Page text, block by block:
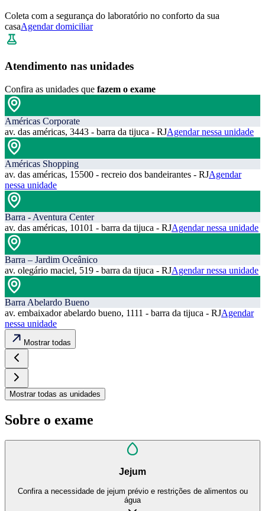
Coleta com a segurança do laboratório no conforto da sua
casaAgendar domiciliar
Atendimento nas unidades
Confira as unidades que fazem o exame
Américas Corporate
av. das américas, 3443 - barra da tijuca - RJAgendar nessa unidade
Américas Shopping
av. das américas, 15500 - recreio dos bandeirantes - RJAgendar
nessa unidade
Barra - Aventura Center
av. das américas, 10101 - barra da tijuca - RJAgendar nessa unidade
Barra – Jardim Oceânico
av. olegário maciel, 519 - barra da tijuca - RJAgendar nessa unidade
Barra Abelardo Bueno
av. embaixador abelardo bueno, 1111 - barra da tijuca - RJAgendar
nessa unidade
Mostrar todas
Mostrar todas as unidades
Sobre o exame
Jejum
Confira a necessidade de jejum prévio e restrições de alimentos ou
água